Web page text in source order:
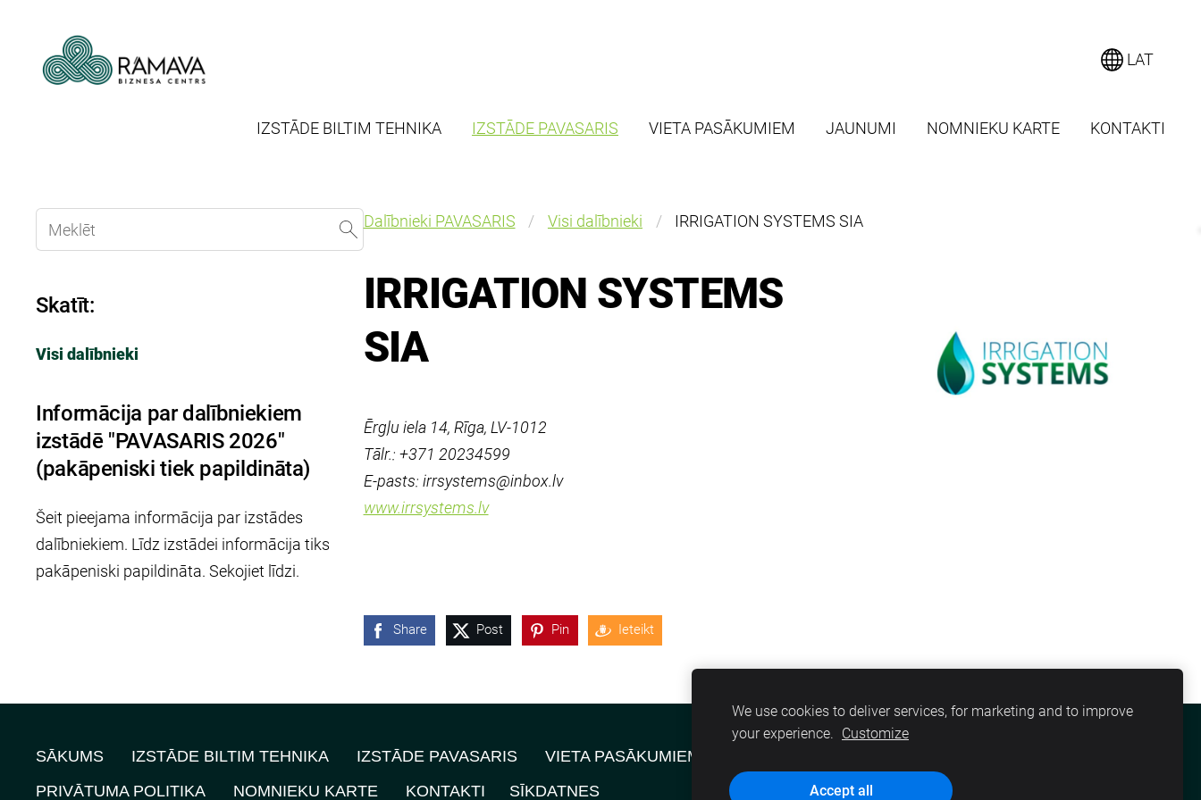
IZSTĀDE BILTIM TEHNIKA IZSTĀDE PAVASARIS VIETA PASĀKUMIEM JAUNUMI NOMNIEKU KARTE KONTAKTI
LAT
Skatīt:
Visi dalībnieki
Informācija par dalībniekiem
izstādē "PAVASARIS 2026"
(pakāpeniski tiek papildināta)
Šeit pieejama informācija par izstādes
dalībniekiem. Līdz izstādei informācija tiks
pakāpeniski papildināta. Sekojiet līdzi.
Dalībnieki PAVASARIS Visi dalībnieki IRRIGATION SYSTEMS SIA
IRRIGATION SYSTEMS
SIA
Ērgļu iela 14, Rīga, LV-1012
Tālr.: +371 20234599
E-pasts: irrsystems@inbox.lv
www.irrsystems.lv
Share Post Pin Ieteikt
SĀKUMS IZSTĀDE BILTIM TEHNIKA IZSTĀDE PAVASARIS VIETA PASĀKUMIEM
PRIVĀTUMA POLITIKA
NOMNIEKU KARTE KONTAKTI SĪKDATNES
We use cookies to deliver services, for marketing and to improve
your experience. Customize
Accept all